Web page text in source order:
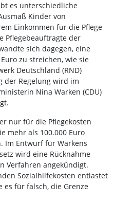
es unterschiedliche
Kinder von
Einkommen für die Pflege
Pflegebeauftragte der
sich dagegen, eine
zu streichen, wie sie
Deutschland (RND)
der Regelung wird im
Nina Warken (CDU)
nur für die Pflegekosten
mehr als 100.000 Euro
Im Entwurf für Warkens
wird eine Rücknahme
Verfahren angekündigt.
Sozialhilfekosten entlastet
es für falsch, die Grenze